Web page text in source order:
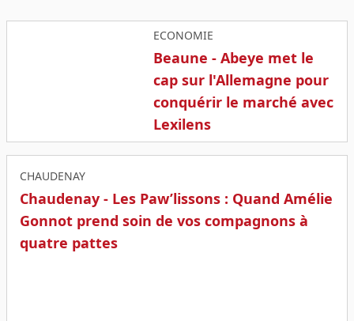
ECONOMIE
Beaune - Abeye met le
cap sur l'Allemagne pour
conquérir le marché avec
Lexilens
CHAUDENAY
Chaudenay - Les Paw’lissons : Quand Amélie
Gonnot prend soin de vos compagnons à
quatre pattes